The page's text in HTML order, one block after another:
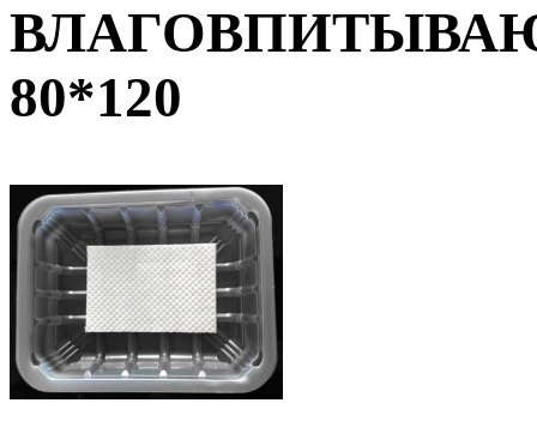
80*120